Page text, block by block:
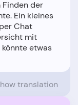
Finden der
Ein kleines
Chat
mit
etwas
translation